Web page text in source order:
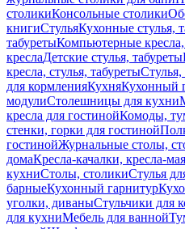
столикиКонсольные столики
книгиСтульяКухонные стулья,
табуретыКомпьютерные кресла,
креслаДетские стулья, табуреты
кресла, стулья, табуретыСтулья,
для кормленияКухняКухонный
модулиСтолешницы для кухни
кресла для гостинойКомоды,
стенки, горки для гостиной
гостинойЖурнальные столы,
домаКресла-качалки, кресла-
кухниСтолы, столикиСтулья
барныеКухонный гарнитур
уголки, диваныСтульчики для
для кухниМебель для ванной